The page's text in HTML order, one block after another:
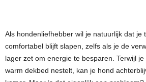
Als hondenliefhebber wil je natuurlijk dat je
comfortabel blijft slapen, zelfs als je de
lager zet om energie te besparen. Terwijl
warm dekbed nestelt, kan je hond